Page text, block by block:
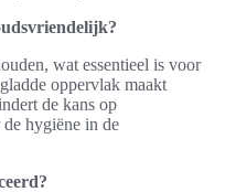
wat essentieel is voor
oppervlak maakt
de kans op
hygiëne in de